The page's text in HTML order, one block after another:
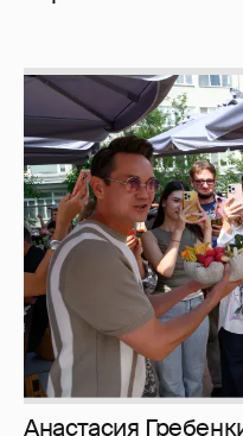
Анастасия
Оксана Русланова
фестиваля
рассматриваем